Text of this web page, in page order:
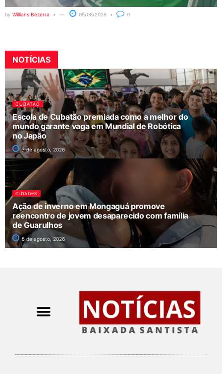
by Willians Bezerra 05/08/2026 0
NOTÍCIAS
CUBATÃO
Escola de Cubatão premiada como a melhor do
mundo garante vaga em Mundial de Robótica
no Japão
7 de agosto, 2026
CIDADES
Ação de inverno em Mongaguá promove
reencontro de jovem desaparecido com família
de Guarulhos
5 de agosto, 2026